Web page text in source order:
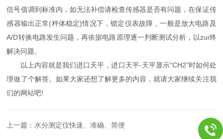
信号值调到标准内，如无法补偿请检查传感器是否有问题，在保证传
感器输出正常(秤体稳定)情况下，锁定仪表故障，一般是放大电路及
A/D转换电路发生问题，再依据电路原理逐一判断测试分析，以zui终
解决问题。
以上内容就是我们进口天平，进口天平-天平显示“CH2”时如何处
理做了个解答。如果大家还想了解更多的内容，就请大家继续关注我
们的网站吧!
上一篇： 水分测定仪快速、准确、简便